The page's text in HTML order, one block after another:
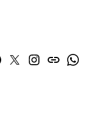
TwitterInstagram
issuu